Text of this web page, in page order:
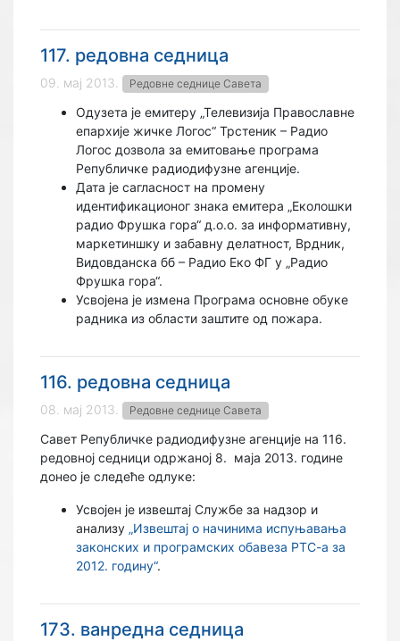
117. редовна седница
09. мај 2013. Редовне седнице Савета
Одузета је емитеру „Телевизија Православне
епархије жичке Логос“ Трстеник – Радио
Логос дозвола за емитовање програма
Републичке радиодифузне агенције.
Дата је сагласност на промену
идентификационог знака емитера „Еколошки
радио Фрушка гора“ д.о.о. за информативну,
маркетиншку и забавну делатност, Врдник,
Видовданска бб – Радио Еко ФГ у „Радио
Фрушка гора“.
Усвојена је измена Програма основне обуке
радника из области заштите од пожара.
116. редовна седница
08. мај 2013. Редовне седнице Савета
Савет Републичке радиодифузне агенције на 116.
редовној седници одржаној 8. маја 2013. године
донео је следеће одлуке:
Усвојен је извештај Службе за надзор и
анализу „Извештај о начинима испуњавања
законских и програмских обавеза РТС-а за
2012. годину“.
173. ванредна седница